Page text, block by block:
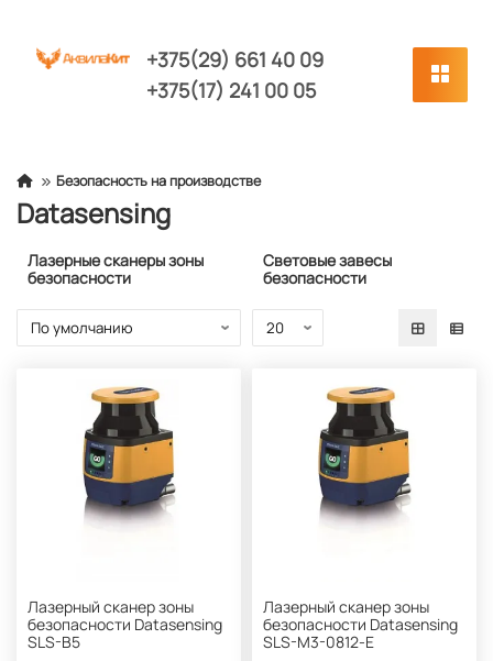
+375(29) 661 40 09
+375(17) 241 00 05
Безопасность на производстве
Datasensing
Лазерные сканеры зоны
безопасности
Световые завесы
безопасности
Лазерный сканер зоны
безопасности Datasensing
SLS-B5
Лазерный сканер зоны
безопасности Datasensing
SLS-M3-0812-E